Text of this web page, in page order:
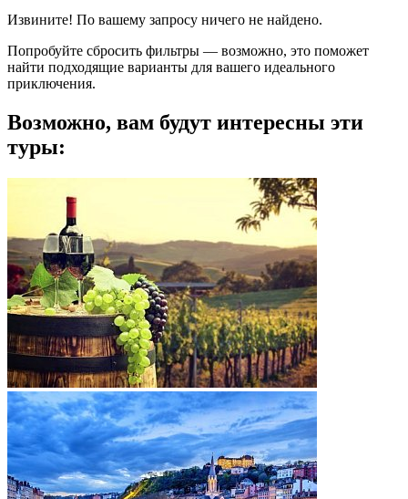
Извините! По вашему запросу ничего не найдено.
Попробуйте сбросить фильтры — возможно, это поможет
найти подходящие варианты для вашего идеального
приключения.
Возможно, вам будут интересны эти
туры: